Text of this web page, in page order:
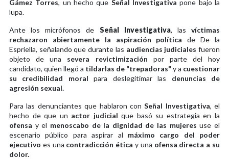
Gámez Torres, un hecho que Señal Investigativa pone bajo la
lupa.
Ante los micrófonos de Señal Investigativa, las víctimas
rechazaron abiertamente la aspiración política de De la
Espriella, señalando que durante las audiencias judiciales fueron
objeto de una severa revictimización por parte del hoy
candidato, quien llegó a tildarlas de "trepadoras" y a cuestionar
su credibilidad moralpara deslegitimar las denuncias de
agresión sexual.
Para las denunciantes que hablaron conSeñal Investigativa, el
hecho de que un actor judicialque basó su estrategia en la
ofensa y el menoscabo de la dignidad de las mujeres use el
escenario público para aspirar al máximo cargo del poder
ejecutivo es una contradicción ética y una ofensa directa a su
dolor.